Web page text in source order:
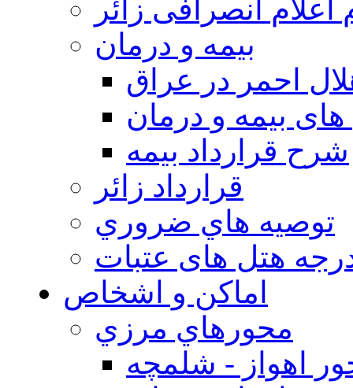
اعلام انصرافی زائر
بيمه و درمان
احمر در عراق
بیمه و درمان
شرح قرارداد بیمه
قرارداد زائر
توصيه هاي ضروري
هتل های عتبات
اماکن و اشخاص
محورهاي مرزي
اهواز - شلمچه